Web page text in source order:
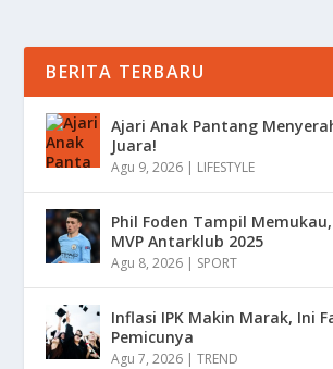
BERITA TERBARU
Ajari Anak Pantang
Juara!
Agu 9, 2026 | LIFESTYLE
Phil Foden Tampil
MVP Antarklub 2025
Agu 8, 2026 | SPORT
Inflasi IPK Makin Marak, Ini
Pemicunya
Agu 7, 2026 |TREND